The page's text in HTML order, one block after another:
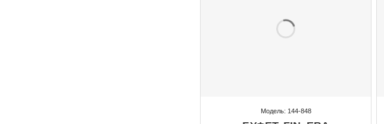
Модель: 144-848